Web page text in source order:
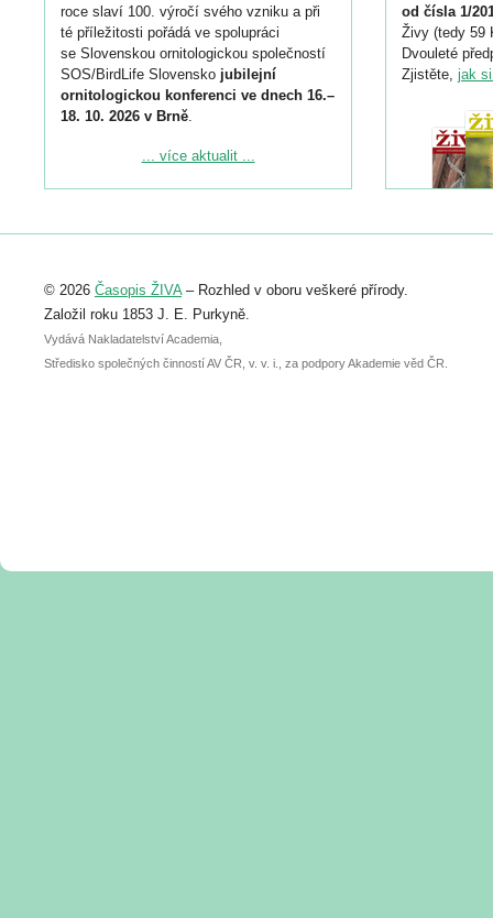
roce slaví 100. výročí svého vzniku a při
té příležitosti pořádá ve spolupráci
se Slovenskou ornitologickou společností
SOS/BirdLife Slovensko jubilejní
ornitologickou konferenci ve dnech 16.–
18. 10. 2026 v Brně.
Podrobnější informace ke konferenci
Registrovat se můžete do 6. září.
abstraktu přihlášené přednášky nebo
posteru je už 30. června.
... více aktualit ...
od čísla 1/
Živy (tedy 59
Dvouleté
Zjistěte, jak
© 2026 Časopis ŽIVA– Rozhled v oboru veškeré přírody.
Založil roku 1853 J. E. Purkyně.
Vydává Nakladatelství Academia,
Středisko společných činností AV ČR, v. v. i., za podpory Akademie věd ČR.